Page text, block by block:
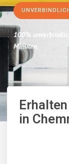
100%
Minuten.
in